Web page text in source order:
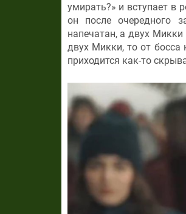
умирать?» и вступает в
он после очередного
напечатан, а двух
двух Микки, то от босса
приходится как-то